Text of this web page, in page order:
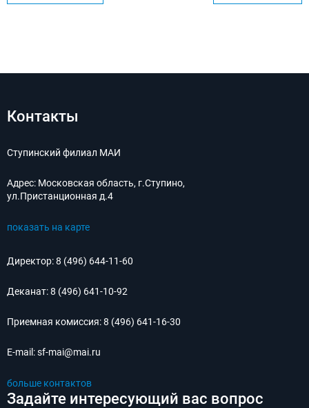
Контакты
Ступинский филиал МАИ
Адрес: Московская область, г.Ступино,
ул.Пристанционная д.4
показать на карте
Директор:8 (496) 644-11-60
Деканат:8 (496) 641-10-92
Приемная комиссия:8 (496) 641-16-30
E-mail:sf-mai@mai.ru
больше контактов
Задайте интересующий вас вопрос